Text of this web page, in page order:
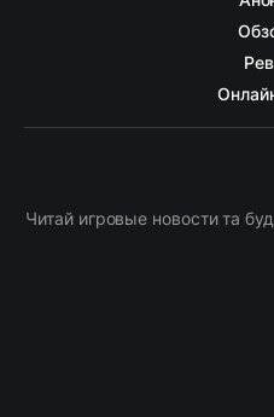
Читай игровые новости та